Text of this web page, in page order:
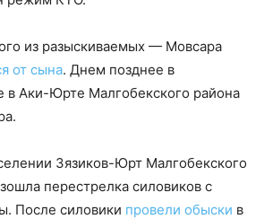
из разыскиваемых — Мовсара
от сына. Днем позднее в
Аки-Юрте Малгобекского района
Зязиков-Юрт Малгобекского
перестрелка силовиков с
После силовики провели обыски в